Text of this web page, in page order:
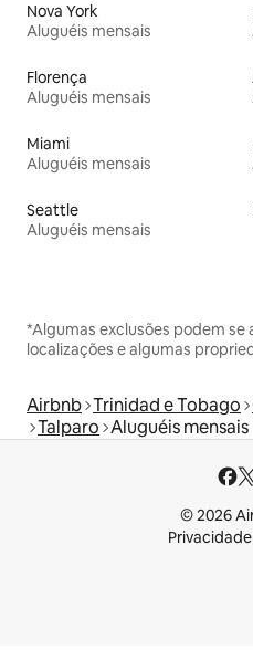
Nova York
Aluguéis mensais
Florença
Aluguéis mensais
Miami
Aluguéis mensais
Seattle
Aluguéis mensais
*Algumas exclusões podem
localizações e algumas
Airbnb Trinidad e Tobago
Talparo Aluguéis mensais
© 2026
Privacidade